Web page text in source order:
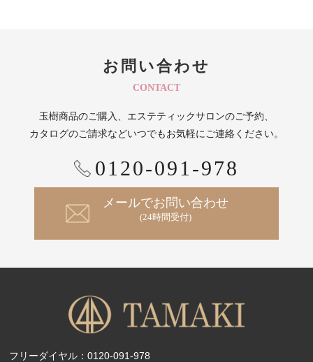
お問い合わせ
CONTACT
玉樹商品のご購入、エステティックサロンのご予約、
カタログのご請求などいつでもお気軽にご連絡ください。
0120-091-978
メールでお問い合わせ
(24時間受付)
フリーダイヤル：0120-091-978